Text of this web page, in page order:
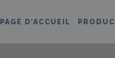
PAGE D’ACCUEIL